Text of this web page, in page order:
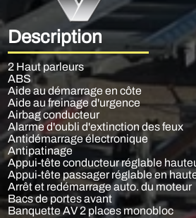
Description
2 Haut parleurs
ABS
Aide au démarrage en côte
Aide au freinage d'urgence
Airbag conducteur
Alarme d'oubli d'extinction des feux
Antidémarrage électronique
Antipatinage
Appui-tête conducteur réglable
Appui-tête passager réglable en
Arrêt et redémarrage auto. du moteur
Bacs de portes avant
Banquette AV 2 places monobloc